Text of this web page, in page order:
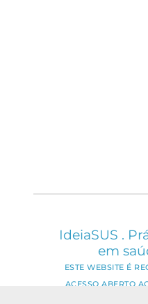
IdeiaSUS .
em
ESTE WEBSITE É
ACESSO ABERTO